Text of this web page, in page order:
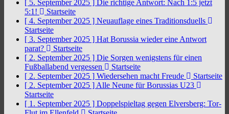
[ 5. September 2025 ] Die richtige Antwort: Nach 1:5 jetzt
5:1!
Startseite
[ 4. September 2025 ] Neuauflage eines Traditionsduells
Startseite
[ 3. September 2025 ] Hat Borussia wieder eine Antwort
parat?
Startseite
[ 2. September 2025 ] Die Sorgen wenigstens für einen
Fußballabend vergessen
Startseite
[ 2. September 2025 ] Wiedersehen macht Freude
Startseite
[ 2. September 2025 ] Alle Neune für Borussias U23
Startseite
[ 1. September 2025 ] Doppelspieltag gegen Elversberg: Tor-